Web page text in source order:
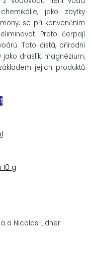
jako zbytky
se při konvenčním
Proto čerpají
Tato čistá, přírodní
draslík, magnézium,
jejich produktů
g
a Nicolas Lidner